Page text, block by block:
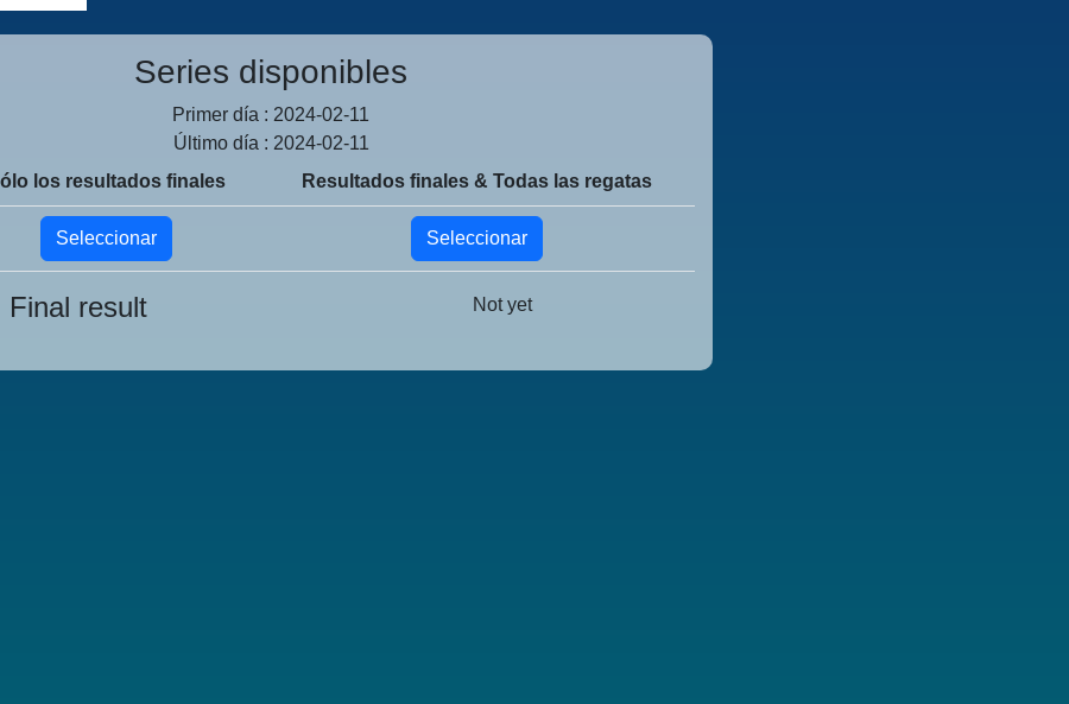
Series disponibles
Primer día : 2024-02-11
Último día : 2024-02-11
los resultados finales Resultados finales & Todas las regatas
Seleccionar Seleccionar
Final result Not yet